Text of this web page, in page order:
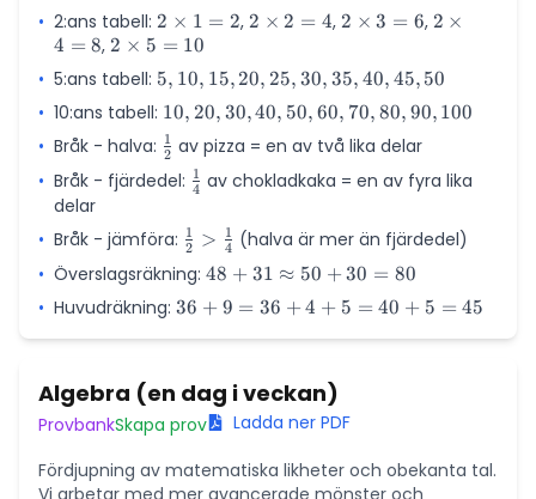
+
=
42
10
8
=
42
-
=
\times
6 = 6
+ 6 +
6 = 18
• 2:ans tabell: 2
\times
1=2
2 × 1 = 2, 2
2=4
2 × 2 = 4, 2
3=6
2 × 3 = 6, 2
4=8
2 ×
4 = 8, 2
\times
2 × 5 = 10
• 5:ans tabell: 5,
10,
15,
20,
25,
40,
45,
50
5, 10, 15, 20, 25, 30, 35, 40, 45, 50
• 10:ans tabell: 10,
20,
30,
40,
60,
70,
80,
90,
10, 20, 30,40, 50, 60, 70, 80, 90, 100
• Bråk - halva: \frac{1}
{2}
2
1 av pizza = en av två lika delar
• Bråk - fjärdedel: \frac{1}
4
1 av chokladkaka = en av fyra lika
delar
• Bråk - jämföra: \frac{1}
{2} >
\frac{1}
{4}
2
1 > 4
1 (halva är mer än fjärdedel)
• Överslagsräkning: 48 + 31
\approx
50 + 30
= 80
48 + 31 ≈ 50 +30 = 80
• Huvudräkning: 36
=
36
+
+
36 + 9 = 36 +4 + 5 = 40 + 5 = 45
Algebra (en dag i veckan)
ProvbankSkapa prov
Ladda ner PDF
Fördjupning av matematiska likheter och obekanta tal.
Vi arbetar med mer avancerade mönster och